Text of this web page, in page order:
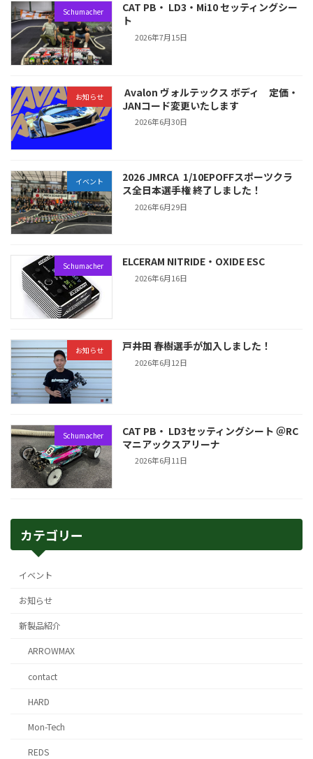
Schumacher
CAT PB・ LD3・Mi10 セッティングシー
ト
2026年7月15日
お知らせ
Avalon ヴォルテックス ボディ 定価・
JANコード変更いたします
2026年6月30日
イベント
2026 JMRCA 1/10EPOFFスポーツクラ
ス全日本選手権 終了しました！
2026年6月29日
Schumacher ELCERAM NITRIDE・OXIDE ESC
2026年6月16日
お知らせ 戸井田 春樹選手が加入しました！
2026年6月12日
Schumacher
CAT PB・ LD3セッティングシート ＠RC
マニアックスアリーナ
2026年6月11日
カテゴリー
イベント
お知らせ
新製品紹介
ARROWMAX
contact
HARD
Mon-Tech
REDS